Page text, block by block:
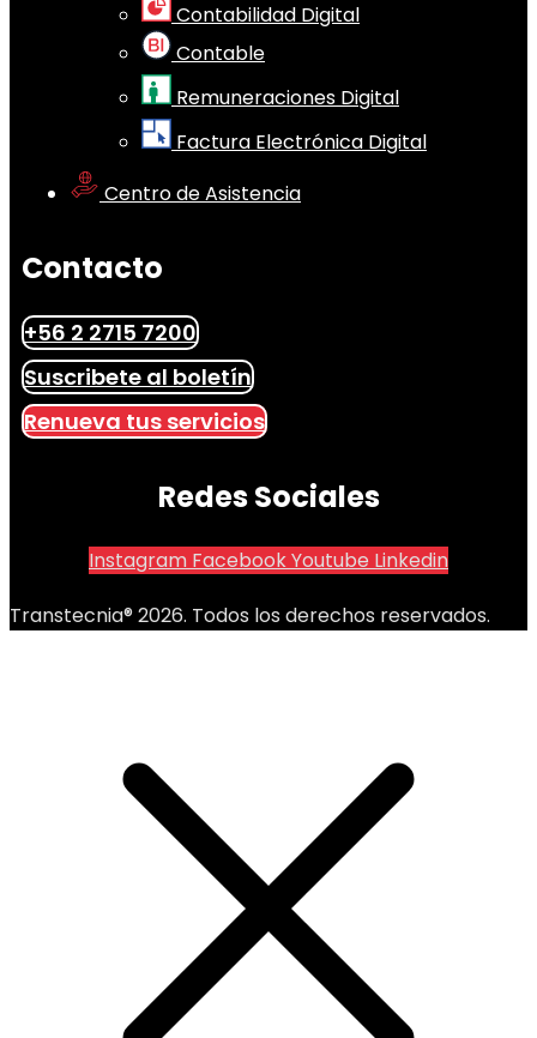
Contabilidad Digital
Contable
Remuneraciones Digital
Factura Electrónica Digital
Centro de Asistencia
Contacto
+56 2 2715 7200
Suscribete al boletín
Renueva tus servicios
Redes Sociales
Instagram FacebookYoutube Linkedin
Transtecnia® 2026. Todos los derechos reservados.